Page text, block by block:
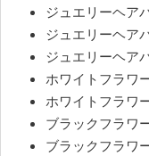
ジュエリーヘア
ジュエリーヘア
ジュエリーヘア
ホワイトフラワ
ホワイトフラワ
ブラックフラワ
ブラックフラワ